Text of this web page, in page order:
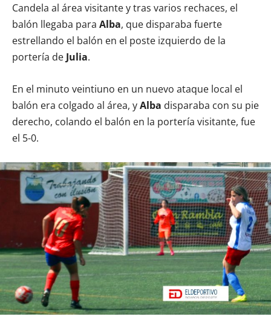
Candela al área visitante y tras varios rechaces, el
balón llegaba para Alba, que disparaba fuerte
estrellando el balón en el poste izquierdo de la
portería de Julia.
En el minuto veintiuno en un nuevo ataque local el
balón era colgado al área, yAlba disparaba con su pie
derecho, colando el balón en la portería visitante, fue
el 5-0.